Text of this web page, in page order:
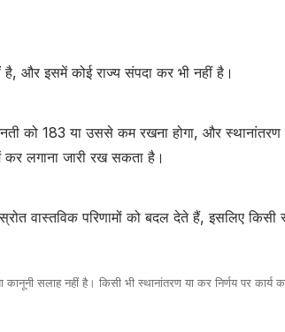
और इसमें कोई राज्य संपदा कर भी नहीं है।
को 183 या उससे कम रखना होगा, और
लगाना जारी रख सकता है।
वास्तविक परिणामों को बदल देते हैं, इसलिए किसी
सलाह नहीं है। किसी भी स्थानांतरण या कर निर्णय पर